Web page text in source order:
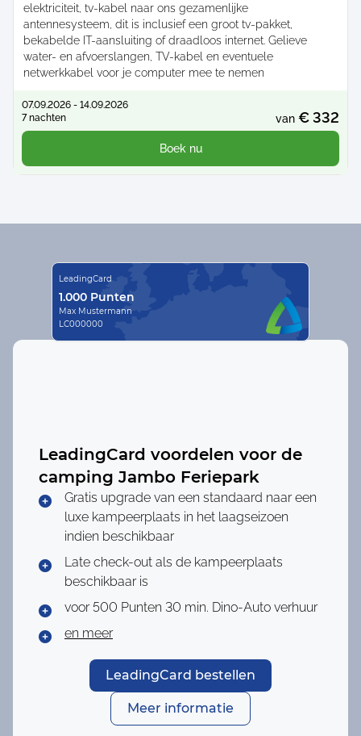
elektriciteit, tv-kabel naar ons gezamenlijke
antennesysteem, dit is inclusief een groot tv-pakket,
bekabelde IT-aansluiting of draadloos internet. Gelieve
water- en afvoerslangen, TV-kabel en eventuele
netwerkkabel voor je computer mee te nemen
07.09.2026 - 14.09.2026
7 nachten
van € 332
Boek nu
LeadingCard voordelen voor de
camping Jambo Feriepark
Gratis upgrade van een standaard naar een
luxe kampeerplaats in het laagseizoen
indien beschikbaar
Late check-out als de kampeerplaats
beschikbaar is
voor 500 Punten 30 min. Dino-Auto verhuur
en meer
LeadingCard bestellen
Meer informatie
LeadingCard
1.000 Punten
Max Mustermann
LC000000